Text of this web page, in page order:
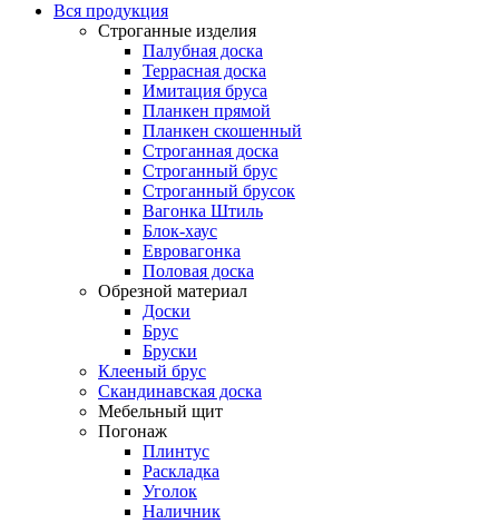
Вся продукция
Строганные изделия
Палубная доска
Террасная доска
Имитация бруса
Планкен прямой
Планкен скошенный
Строганная доска
Строганный брус
Строганный брусок
Вагонка Штиль
Блок-хаус
Евровагонка
Половая доска
Обрезной материал
Доски
Брус
Бруски
Клееный брус
Скандинавская доска
Мебельный щит
Погонаж
Плинтус
Раскладка
Уголок
Наличник